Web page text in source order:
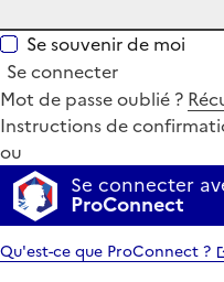
Se souvenir de moi
Se connecter
Mot de passe oublié ?
Instructions de
ou
Se connecter
ProConnect
Qu'est-ce que ProConnect ?